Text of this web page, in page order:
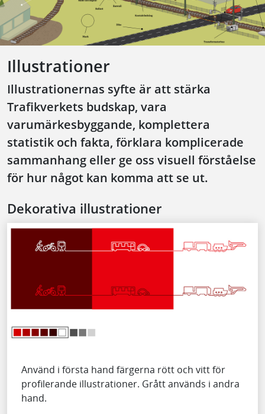
Illustrationer
Illustrationernas syfte är att stärka
Trafikverkets budskap, vara
varumärkesbyggande, komplettera
statistik och fakta, förklara komplicerade
sammanhang eller ge oss visuell förståelse
för hur något kan komma att se ut.
Dekorativa illustrationer
Använd i första hand färgerna rött och vitt för
profilerande illustrationer. Grått används i andra
hand.